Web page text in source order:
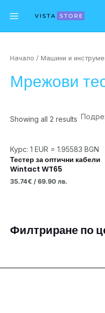
Филтриране по
Начало / Машини и
Мрежови
Showing all 2 results
Курс: 1 EUR = 1.95583 BGN
Тестер за оптични кабели
Wintact WT65
35.74€ / 69.90 лв.